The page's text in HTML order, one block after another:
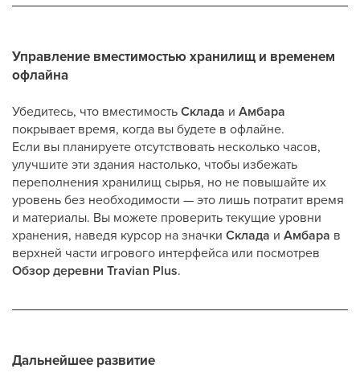
Управление вместимостью хранилищ и временем
офлайна
Убедитесь, что вместимостьСклада и Амбара
покрывает время, когда вы будете в офлайне.
Если вы планируете отсутствовать несколько часов,
улучшите эти здания настолько, чтобы избежать
переполнения хранилищ сырья, но не повышайте их
уровень без необходимости — это лишь потратит время
и материалы. Вы можете проверить текущие уровни
хранения, наведя курсор на значки Склада и Амбара в
верхней части игрового интерфейса или посмотрев
Обзор деревни Travian Plus.
Дальнейшее развитие